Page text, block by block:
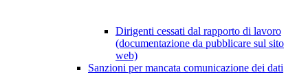
Dirigenti cessati dal rapporto di lavoro
(documentazione da pubblicare sul sito
web)
Sanzioni per mancata comunicazione dei dati